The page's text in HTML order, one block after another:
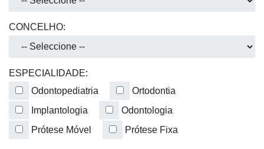
CONCELHO:
ESPECIALIDADE:
Odontopediatria
Ortodontia
Implantologia
Odontologia
Prótese Móvel
Prótese Fixa